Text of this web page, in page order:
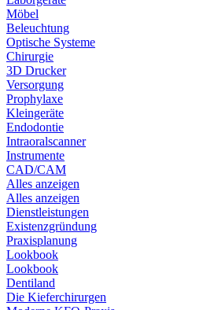
Möbel
Beleuchtung
Optische Systeme
Chirurgie
3D Drucker
Versorgung
Prophylaxe
Kleingeräte
Endodontie
Intraoralscanner
Instrumente
CAD/CAM
Alles anzeigen
Alles anzeigen
Dienstleistungen
Existenzgründung
Praxisplanung
Lookbook
Lookbook
Dentiland
Die Kieferchirurgen